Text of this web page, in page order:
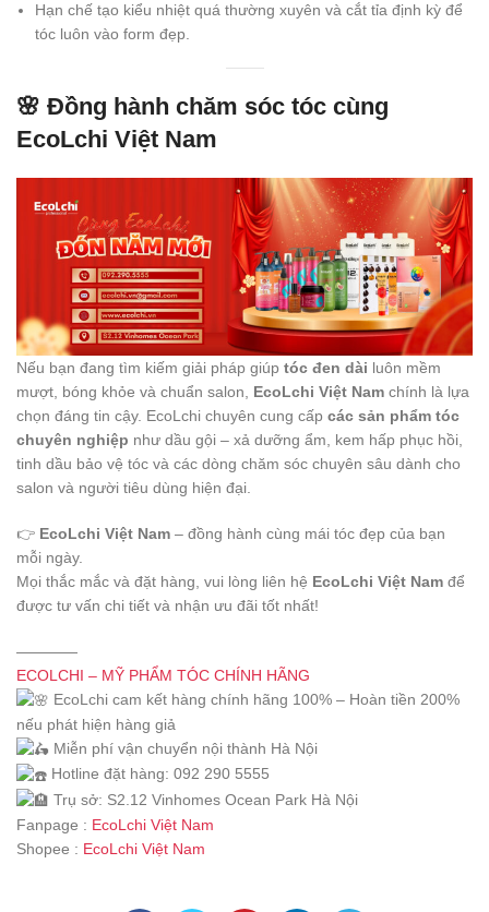
Hạn chế tạo kiểu nhiệt quá thường xuyên và cắt tỉa định kỳ để
tóc luôn vào form đẹp.
🌸 Đồng hành chăm sóc tóc cùng
EcoLchi Việt Nam
Nếu bạn đang tìm kiếm giải pháp giúp tóc đen dài luôn mềm
mượt, bóng khỏe và chuẩn salon, EcoLchi Việt Nam chính là lựa
chọn đáng tin cậy. EcoLchi chuyên cung cấp các sản phẩm tóc
chuyên nghiệp như dầu gội – xả dưỡng ẩm, kem hấp phục hồi,
tinh dầu bảo vệ tóc và các dòng chăm sóc chuyên sâu dành cho
salon và người tiêu dùng hiện đại.
👉 EcoLchi Việt Nam – đồng hành cùng mái tóc đẹp của bạn
mỗi ngày.
Mọi thắc mắc và đặt hàng, vui lòng liên hệ EcoLchi Việt Nam để
được tư vấn chi tiết và nhận ưu đãi tốt nhất!
————
ECOLCHI – MỸ PHẨM TÓC CHÍNH HÃNG
EcoLchi cam kết hàng chính hãng 100% – Hoàn tiền 200%
nếu phát hiện hàng giả
Miễn phí vận chuyển nội thành Hà Nội
Hotline đặt hàng: 092 290 5555
Trụ sở: S2.12 Vinhomes Ocean Park Hà Nội
Fanpage : EcoLchi Việt Nam
Shopee : EcoLchi Việt Nam